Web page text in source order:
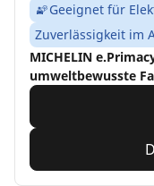
Geeignet für
Zuverlässigkeit im
MICHELIN
umweltbewusste